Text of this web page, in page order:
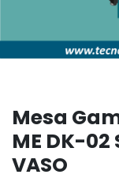
Mesa
ME DK-02
VASO